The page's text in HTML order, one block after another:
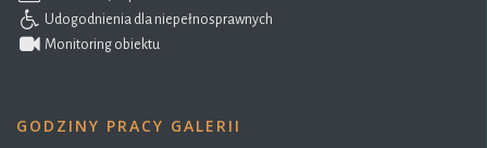
Udogodnienia dla niepełnosprawnych
Monitoring obiektu
GODZINY PRACY GALERII